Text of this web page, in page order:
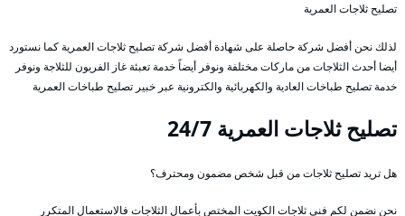
تصليح ثلاجات العمرية
لذلك نحن أفضل شركة حاصلة على شهادة أفضل شركة تصليح ثلاجات العمرية كما نستورد
أيضا أحدث الثلاجات من ماركات مختلفة ونوفر أيضاً خدمة تعبئة غاز الفريون للثلاجة ونوفر
خدمة تصليح طباخات العادية والكهربائية والكترونية عبر خبير تصليح طباخات العمرية
تصليح ثلاجات العمرية 24/7
هل تريد تصليح ثلاجات من قبل شخص مضمون ومحترف؟
نحن نضمن لكم فني ثلاجات الكويت المختص بأعمال الثلاجات فالاستعمال المتكرر